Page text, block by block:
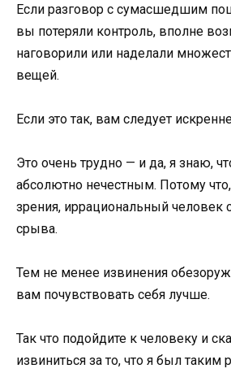
Если разговор с сумасшедшим
вы потеряли контроль, вполне
наговорили или наделали
вещей.
Если это так, вам следует
Это очень трудно — и да, я знаю,
абсолютно нечестным. Потому
зрения, иррациональный человек
срыва.
Тем не менее извинения
вам почувствовать себя лучше.
Так что подойдите к человеку и
извиниться за то, что я был